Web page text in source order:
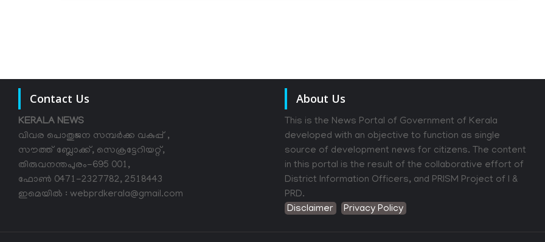
Contact Us
KERALA NEWS
വിവര പൊതുജന സമ്പര്‍ക്ക വകുപ്പ് ,
സൗത്ത് ബ്ലോക്ക്, സെക്രട്ടേറിയറ്റ്,
തിരുവനന്തപുരം-695 001,
ഫോൺ 0471-2327782, 2518443
ഇമെയിൽ : webprdkerala@gmail.com
About Us
This is the News Portal of Government of Kerala
developed with an objective to function as single
source of development news for citizens. The content
in this portal is the result of the collaborative effort of
District Information Officers, and PRISM Project of I &
PRD.
Disclaimer
Privacy Policy